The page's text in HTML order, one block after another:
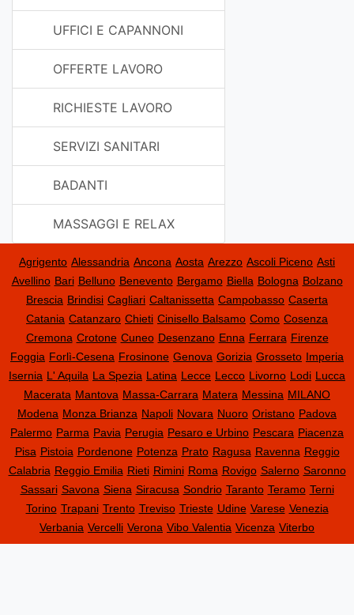
UFFICI E CAPANNONI
OFFERTE LAVORO
RICHIESTE LAVORO
SERVIZI SANITARI
BADANTI
MASSAGGI E RELAX
Agrigento Alessandria Ancona Aosta Arezzo Ascoli Piceno Asti
Avellino Bari Belluno Benevento Bergamo Biella Bologna Bolzano
Brescia Brindisi Cagliari Caltanissetta Campobasso Caserta
Catania Catanzaro Chieti Cinisello Balsamo Como Cosenza
Cremona Crotone Cuneo Desenzano Enna Ferrara Firenze
Foggia Forlì-Cesena Frosinone Genova Gorizia Grosseto Imperia
Isernia L' Aquila La Spezia Latina Lecce Lecco Livorno Lodi Lucca
Macerata Mantova Massa-Carrara Matera Messina MILANO
Modena Monza Brianza Napoli Novara Nuoro Oristano Padova
Palermo Parma Pavia Perugia Pesaro e Urbino Pescara Piacenza
Pisa Pistoia Pordenone Potenza Prato Ragusa Ravenna Reggio
Calabria Reggio Emilia Rieti Rimini Roma Rovigo Salerno Saronno
Sassari Savona Siena Siracusa Sondrio Taranto Teramo Terni
Torino Trapani Trento Treviso Trieste Udine Varese Venezia
Verbania Vercelli Verona Vibo Valentia Vicenza Viterbo